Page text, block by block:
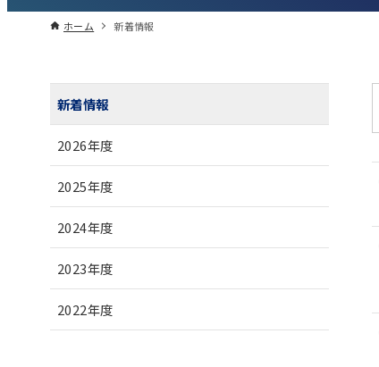
ホーム 新着情報
新着情報
2026年度
2025年度
2024年度
2023年度
2022年度